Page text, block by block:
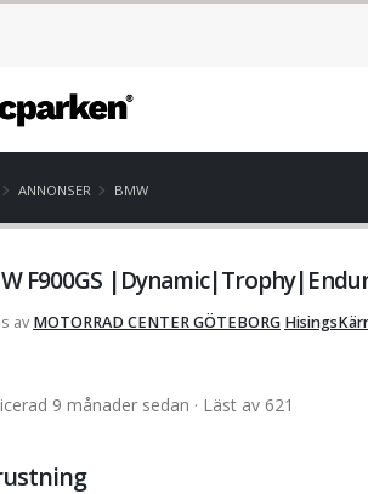
ANNONSER BMW
F900GS
av MOTORRAD CENTER GÖTEBORG
9 månader sedan · Läst av 621